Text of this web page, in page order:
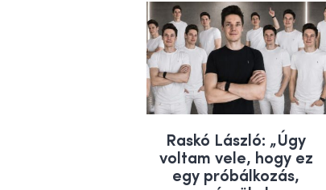
Raskó László: „Úgy
voltam vele, hogy ez
egy próbálkozás,